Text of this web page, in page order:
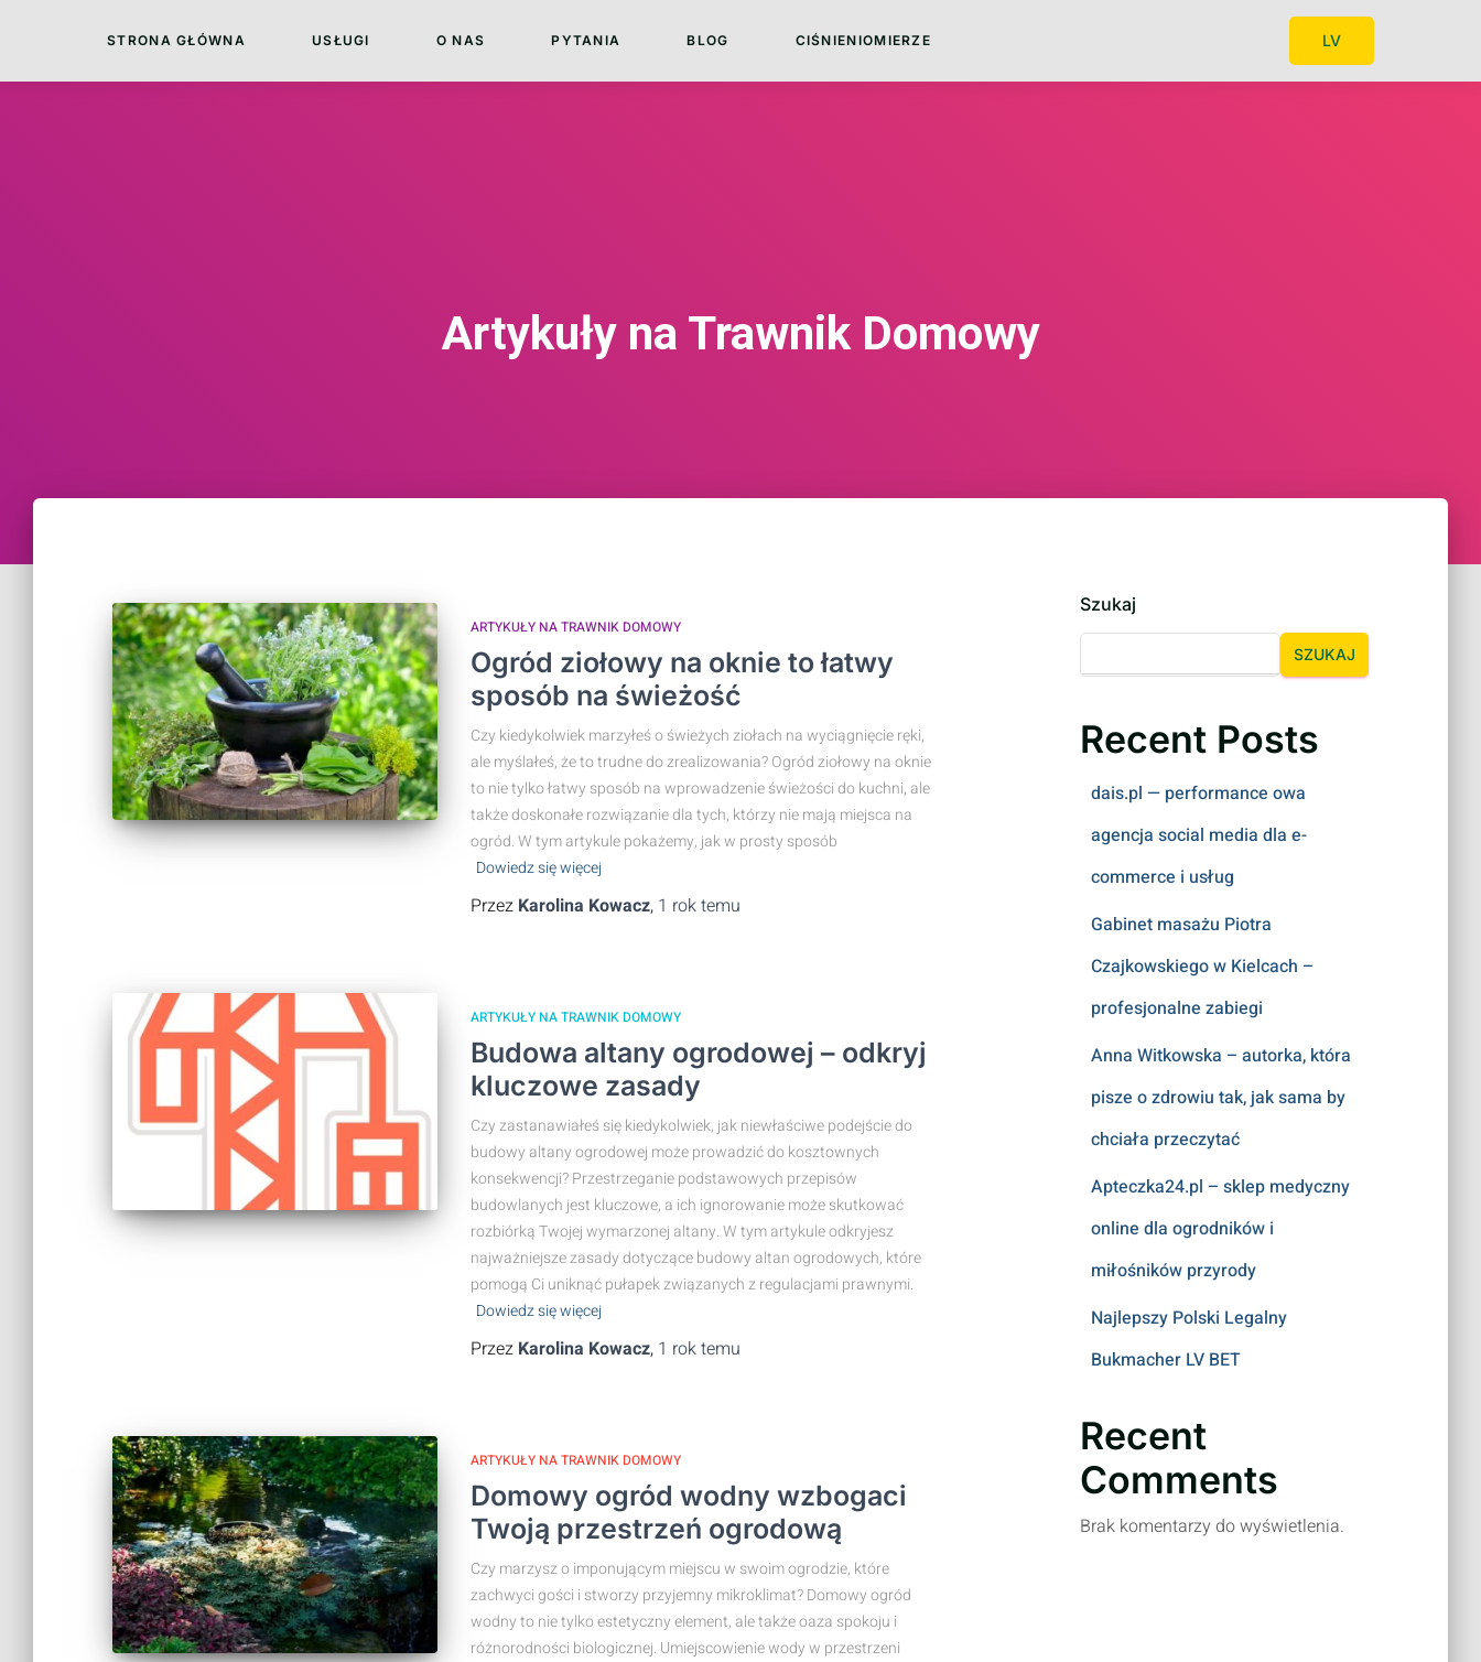
STRONA GŁÓWNA USŁUGI O NAS PYTANIA BLOG CIŚNIENIOMIERZE LV
Artykuły na Trawnik Domowy
ARTYKUŁY NA TRAWNIK DOMOWY
Ogród ziołowy na oknie to łatwy
sposób na świeżość
Czy kiedykolwiek marzyłeś o świeżych ziołach na wyciągnięcie ręki,
ale myślałeś, że to trudne do zrealizowania? Ogród ziołowy na oknie
to nie tylko łatwy sposób na wprowadzenie świeżości do kuchni, ale
także doskonałe rozwiązanie dla tych, którzy nie mają miejsca na
ogród. W tym artykule pokażemy, jak w prosty sposób
Dowiedz się więcej
Przez Karolina Kowacz, 1 roktemu
ARTYKUŁY NA TRAWNIK DOMOWY
Budowa altany ogrodowej – odkryj
kluczowe zasady
Czy zastanawiałeś się kiedykolwiek, jak niewłaściwe podejście do
budowy altany ogrodowej może prowadzić do kosztownych
konsekwencji? Przestrzeganie podstawowych przepisów
budowlanych jest kluczowe, a ich ignorowanie może skutkować
rozbiórką Twojej wymarzonej altany. W tym artykule odkryjesz
najważniejsze zasady dotyczące budowy altan ogrodowych, które
pomogą Ci uniknąć pułapek związanych z regulacjami prawnymi.
Dowiedz się więcej
Przez Karolina Kowacz, 1 roktemu
ARTYKUŁY NA TRAWNIK DOMOWY
Domowy ogród wodny wzbogaci
Twoją przestrzeń ogrodową
Czy marzysz o imponującym miejscu w swoim ogrodzie, które
zachwyci gości i stworzy przyjemny mikroklimat? Domowy ogród
wodny to nie tylko estetyczny element, ale także oaza spokoju i
różnorodności biologicznej. Umiejscowienie wody w przestrzeni
Szukaj
SZUKAJ
Recent Posts
dais.pl — performance owa
agencja social media dla e-
commerce i usług
Gabinet masażu Piotra
Czajkowskiego w Kielcach –
profesjonalne zabiegi
Anna Witkowska – autorka, która
pisze o zdrowiu tak, jak sama by
chciała przeczytać
Apteczka24.pl – sklep medyczny
online dla ogrodników i
miłośników przyrody
Najlepszy Polski Legalny
Bukmacher LV BET
Recent
Comments
Brak komentarzy do wyświetlenia.